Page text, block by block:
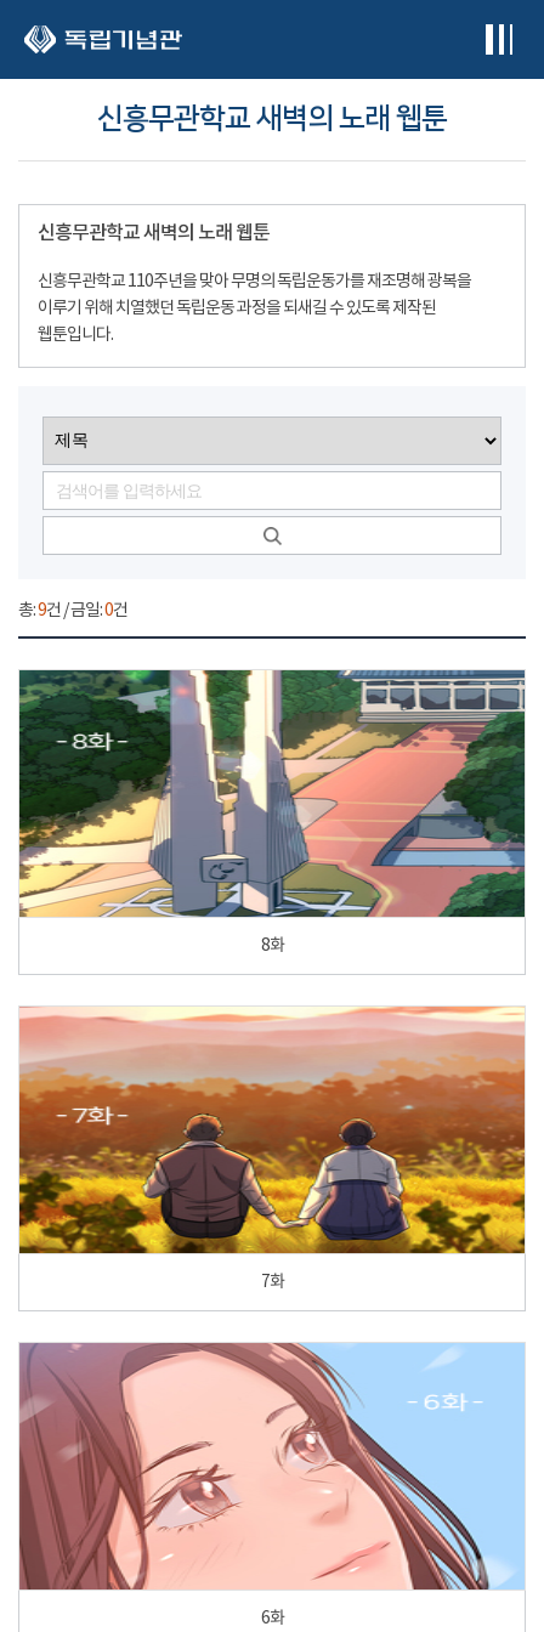
신흥무관학교 새벽의 노래 웹툰
신흥무관학교 새벽의 노래 웹툰
신흥무관학교 110주년을 맞아 무명의 독립운동가를 재조명해 광복을
이루기 위해 치열했던 독립운동 과정을 되새길 수 있도록 제작된
웹툰입니다.
총:9건 / 금일:0건
8화
7화
6화